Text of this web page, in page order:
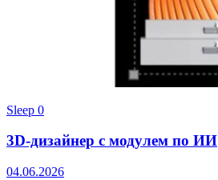
Sleep 0
3D‑дизайнер с модулем по ИИ
04.06.2026